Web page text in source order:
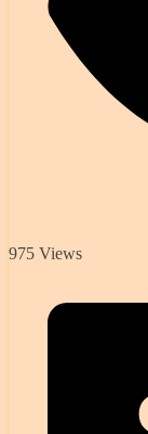
975 Views